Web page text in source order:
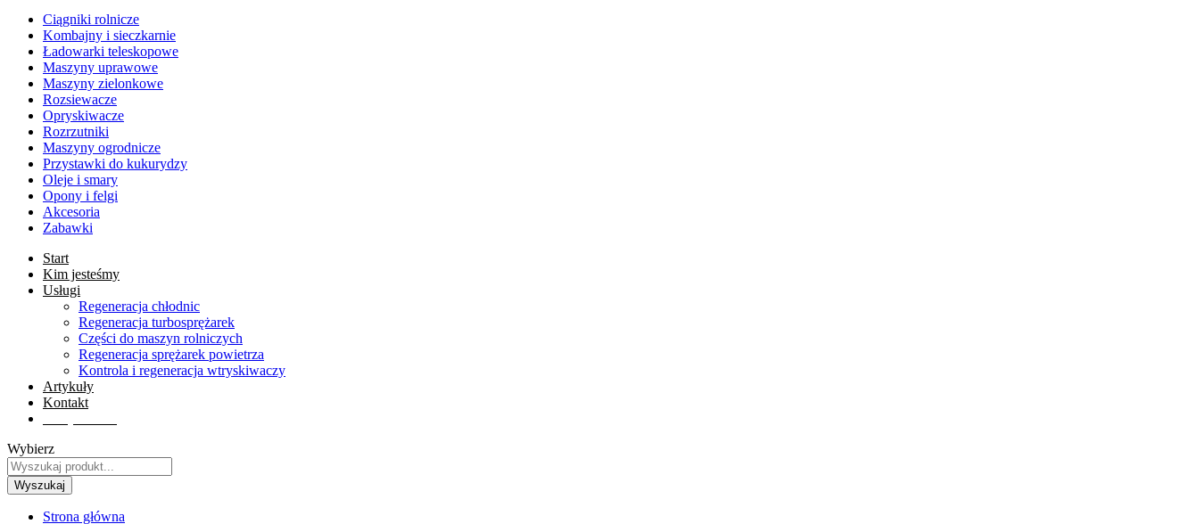
Ciągniki rolnicze
Kombajny i sieczkarnie
Ładowarki teleskopowe
Maszyny uprawowe
Maszyny zielonkowe
Rozsiewacze
Opryskiwacze
Rozrzutniki
Maszyny ogrodnicze
Przystawki do kukurydzy
Oleje i smary
Opony i felgi
Akcesoria
Zabawki
Start
Kim jesteśmy
Usługi
Regeneracja chłodnic
Regeneracja turbosprężarek
Części do maszyn rolniczych
Regeneracja sprężarek powietrza
Kontrola i regeneracja wtryskiwaczy
Artykuły
Kontakt
Wybierz
Wyszukaj
Strona główna